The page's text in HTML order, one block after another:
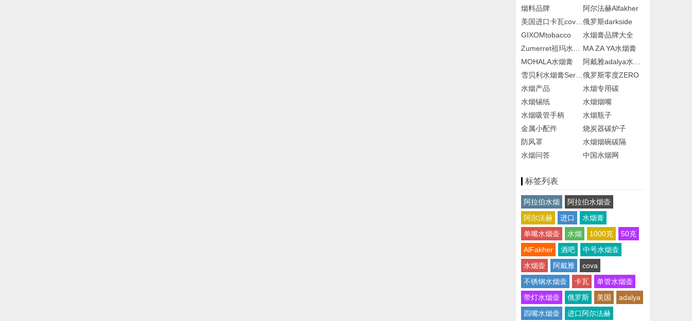
烟料品牌
阿尔法赫Alfakher
俄罗斯darkside
GIXOMtobacco
水烟膏品牌大全
MA ZA YA水烟膏
MOHALA水烟膏
俄罗斯零度ZERO
水烟产品
水烟专用碳
水烟锡纸
水烟烟嘴
水烟吸管手柄
水烟瓶子
金属小配件
烧炭器碳炉子
防风罩
水烟烟碗碳隔
水烟问答
中国水烟网
标签列表
阿拉伯水烟
阿拉伯水烟壶
阿尔法赫
进口
水烟膏
单嘴水烟壶
水烟 1000克
50克
AlFakher
酒吧
中号水烟壶
水烟壶
阿戴雅
cova
不锈钢水烟壶
卡瓦
单管水烟壶
带灯水烟壶
俄罗斯 美国
adalya
四嘴水烟壶
进口阿尔法赫